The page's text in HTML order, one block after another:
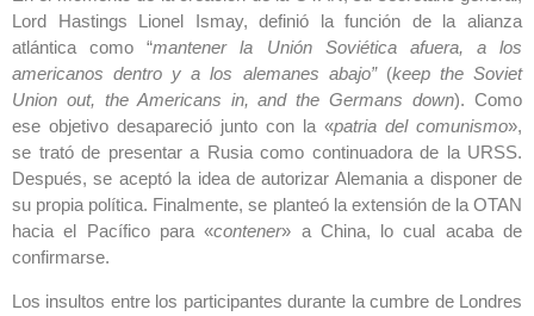
Lord Hastings Lionel Ismay, ‎definió la función de la alianza
atlántica como “mantener la Unión Soviética afuera, a los
americanos dentro y a los alemanes abajo”(keep the Soviet
Union out, the Americans in, and theGermans down). Como
ese objetivo ‎desapareció junto con la «patria del comunismo»,
se trató de presentar a Rusia como ‎continuadora de la URSS.
Después, se aceptó la idea de autorizar Alemania a disponer de
su ‎propia política. Finalmente, se planteó la extensión de la OTAN
hacia el Pacífico para ‎‎«contener» a China, lo cual acaba de
confirmarse.‎
Los insultos entre los participantes durante la cumbre de Londres